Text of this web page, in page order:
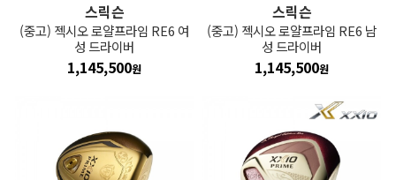
스릭슨
(중고) 젝시오 로얄프라임 RE6 여
성 드라이버
1,145,500원
스릭슨
(중고) 젝시오 로얄프라임 RE6 남
성 드라이버
1,145,500원